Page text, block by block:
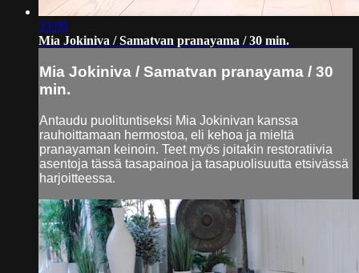
33:09
Mia Jokiniva / Samatvan pranayama / 30 min.
Mia Jokiniva / Samatvan pranayama / 30
min.
Antaudu puolituntiseksi Mia Jokinivan kanssa
rauhoittamaan hermostoa, eli kehoa ja mieltä
pranayaman keinoin. Teet myös joitakin restoratiivia
asentoja tässä tasapainoa ja tasapuolisuutta etsivässä
harjoitteessa.